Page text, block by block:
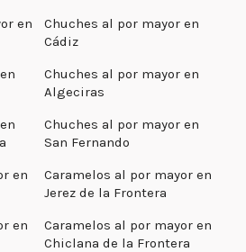
en
Chuches al por mayor en
Cádiz
Chuches al por mayor en
Algeciras
Chuches al por mayor en
San Fernando
en
Caramelos al por mayor en
Jerez de la Frontera
en
Caramelos al por mayor en
Chiclana de la Frontera